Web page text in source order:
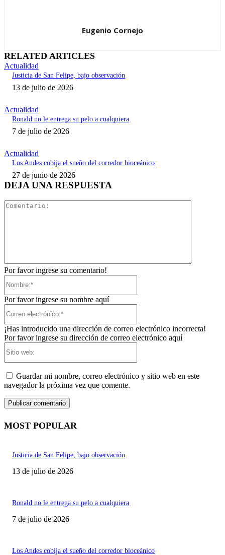
Eugenio Cornejo
RELATED ARTICLES
Actualidad
Justicia de San Felipe, bajo observación
13 de julio de 2026
Actualidad
Ronald no le entrega su pelo a cualquiera
7 de julio de 2026
Actualidad
Los Andes cobija el sueño del corredor bioceánico
27 de junio de 2026
DEJA UNA RESPUESTA
Por favor ingrese su comentario!
Por favor ingrese su nombre aquí
¡Has introducido una dirección de correo electrónico incorrecta!
Por favor ingrese su dirección de correo electrónico aquí
Guardar mi nombre, correo electrónico y sitio web en este
navegador la próxima vez que comente.
MOST POPULAR
Justicia de San Felipe, bajo observación
13 de julio de 2026
Ronald no le entrega su pelo a cualquiera
7 de julio de 2026
Los Andes cobija el sueño del corredor bioceánico